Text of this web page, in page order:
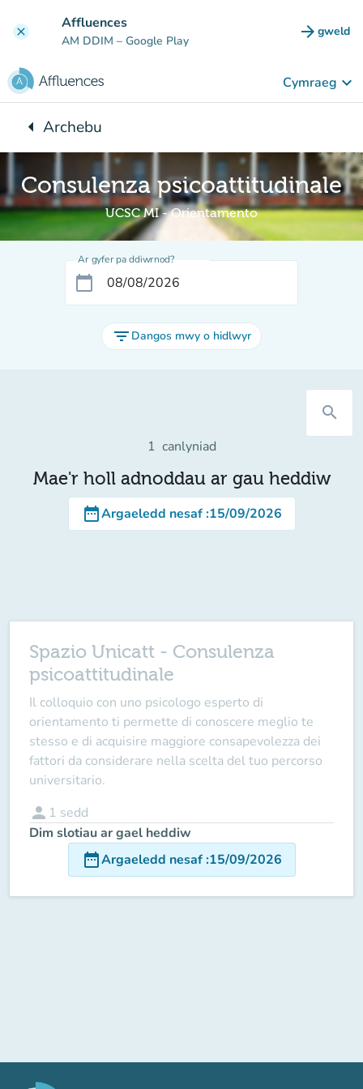
clear Affluences
AM DDIM – Google Play arrow_forward gweld
(tab
Cymraeg keyboard_arrow_down
arrow_leftYn ôl i:
Archebu
Consulenza psicoattitudinale
UCSC MI - Orientamento
Ar gyfer pa ddiwrnod?
calendar_today
filter_list Dangos mwy o hidlwyr
search
1 canlyniad
Mae'r holl adnoddau ar gau heddiw
date_rangeArgaeledd nesaf:15/09/2026
Spazio Unicatt - Consulenza
psicoattitudinale
Il colloquio con uno psicologo esperto di
orientamento ti permette di conoscere meglio te
stesso e di acquisire maggiore consapevolezza dei
fattori da considerare nella scelta del tuo percorso
universitario.
person 1 sedd
Dim slotiau ar gael heddiw
date_rangeArgaeledd nesaf:15/09/2026